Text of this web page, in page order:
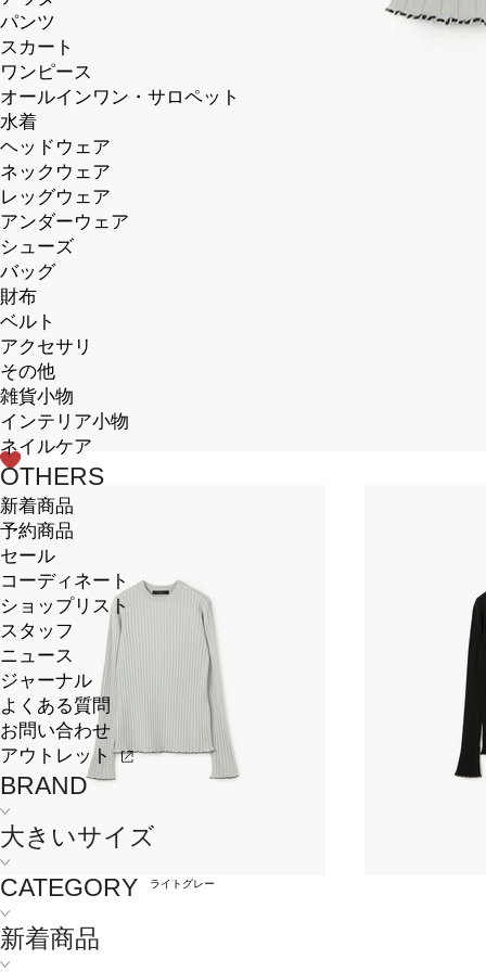
パンツ
スカート
ワンピース
オールインワン・サロペット
水着
ヘッドウェア
ネックウェア
レッグウェア
アンダーウェア
シューズ
バッグ
財布
ベルト
アクセサリ
その他
雑貨小物
インテリア小物
ネイルケア
OTHERS
新着商品
予約商品
セール
コーディネート
ショップリスト
スタッフ
ニュース
ジャーナル
よくある質問
お問い合わせ
アウトレット
BRAND
大きいサイズ
CATEGORY
新着商品
ライトグレー